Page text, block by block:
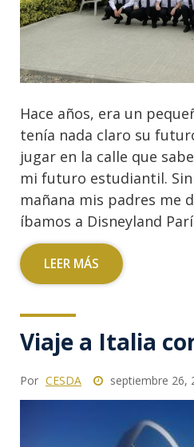
Hace años, era un
tenía nada claro su
jugar en la calle que
mi futuro estudiantil.
mañana mis padres me
íbamos a Disneyland
LEER MÁS
Viaje a Italia
Por CESDA septiembre 26,